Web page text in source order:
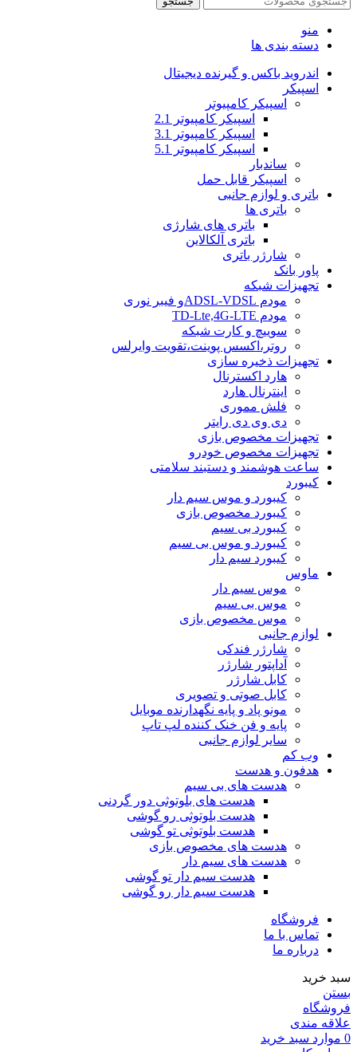
منو
دسته بندی ها
اندروید باکس و گیرنده دیجیتال
اسپیکر
اسپیکر کامپیوتر
اسپیکر کامپیوتر 2.1
اسپیکر کامپیوتر 3.1
اسپیکر کامپیوتر 5.1
ساندبار
اسپیکر قابل حمل
باتری و لوازم جانبی
باتری ها
باتری های شارژی
باتری آلکالاین
شارژر باتری
پاور بانک
تجهیزات شبکه
مودم ADSL-VDSLو فیبر نوری
مودم TD-Lte,4G-LTE
سوییچ و کارت شبکه
روتر،اکسس پوینت،تقویت وایرلس
تجهیزات ذخیره سازی
هارد اکسترنال
اینترنال هارد
فلش مموری
دی وی دی رایتر
تجهیزات مخصوص بازی
تجهیزات مخصوص خودرو
ساعت هوشمند و دستبند سلامتی
کیبورد
کیبورد و موس سیم دار
کیبورد مخصوص بازی
کیبورد بی سیم
کیبورد و موس بی سیم
کیبورد سیم دار
ماوس
موس سیم دار
موس بی سیم
موس مخصوص بازی
لوازم جانبی
شارژر فندکی
آداپتور شارژر
کابل شارژر
کابل صوتی و تصویری
مونو پاد و پایه نگهدارنده موبایل
پایه و فن خنک کننده لپ تاپ
سایر لوازم جانبی
وب کم
هدفون و هدست
هدست های بی سیم
هدست های بلوتوثی دور گردنی
هدست بلوتوثی رو گوشی
هدست بلوتوثی تو گوشی
هدست های مخصوص بازی
هدست های سیم دار
هدست سیم دار تو گوشی
هدست سیم دار رو گوشی
فروشگاه
تماس با ما
درباره ما
سبد خرید
بستن
فروشگاه
علاقه مندی
0 موارد سبد خرید